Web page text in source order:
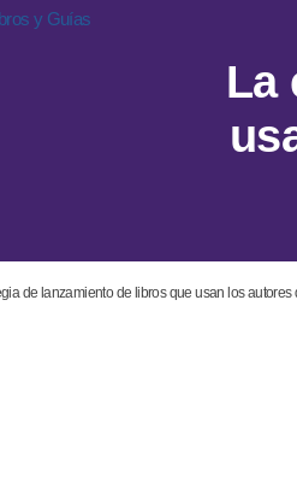
y Guías
La
de lanzamiento de libros que usan los